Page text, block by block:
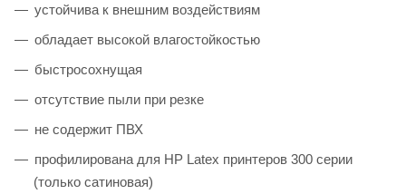
устойчива к внешним воздействиям
обладает высокой влагостойкостью
быстросохнущая
отсутствие пыли при резке
не содержит ПВХ
профилирована для HP Latex принтеров 300 серии
(только сатиновая)